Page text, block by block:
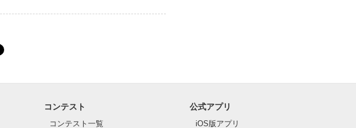
コンテスト
コンテスト一覧
公式アプリ
iOS版アプリ